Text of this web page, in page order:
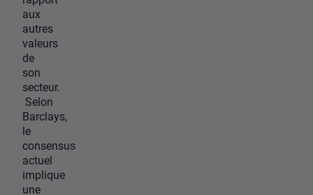
aux
autres
valeurs
de
son
secteur.
Selon
Barclays,
le
consensus
actuel
implique
une